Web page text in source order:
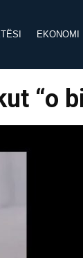
EKONOMI
“o